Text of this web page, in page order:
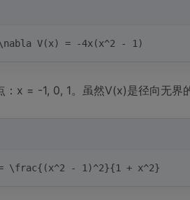
V(x) = -4x(x^2 - 1)
：x = -1, 0, 1。虽然V(x)是径向无界
= \frac{(x^2 - 1)^2}{1 + x^2}